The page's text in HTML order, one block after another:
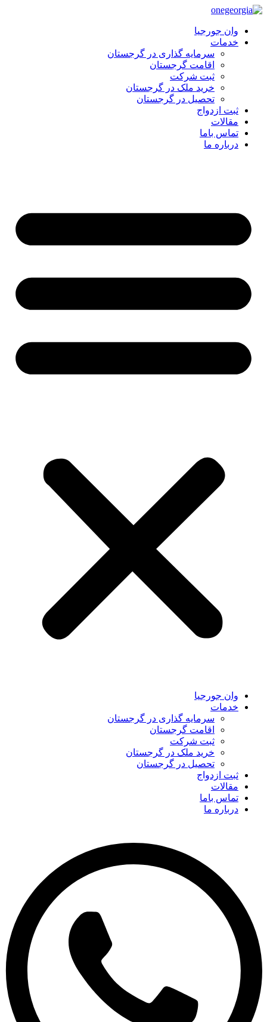
وان جورجیا
خدمات
سرمایه گذاری در گرجستان
اقامت گرجستان
ثبت شرکت
خرید ملک در گرجستان
تحصیل در گرجستان
ثبت ازدواج
مقالات
تماس باما
درباره ما
وان جورجیا
خدمات
سرمایه گذاری در گرجستان
اقامت گرجستان
ثبت شرکت
خرید ملک در گرجستان
تحصیل در گرجستان
ثبت ازدواج
مقالات
تماس باما
درباره ما